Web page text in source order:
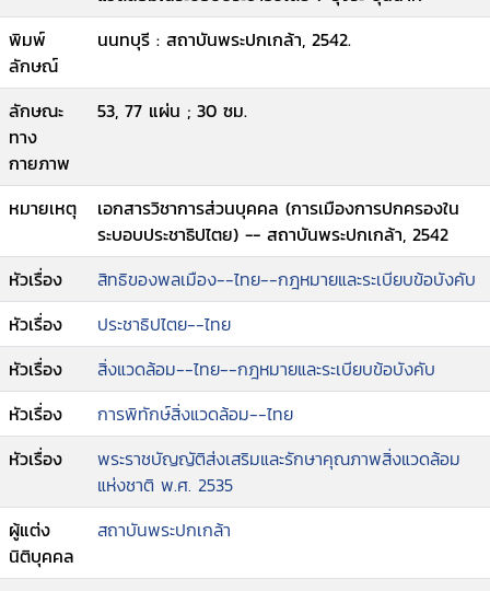
พิมพ์
ลักษณ์
นนทบุรี : สถาบันพระปกเกล้า, 2542.
ลักษณะ
ทาง
กายภาพ
53, 77 แผ่น ; 30 ซม.
หมายเหตุ
เอกสารวิชาการส่วนบุคคล (การเมืองการปกครองใน
ระบอบประชาธิปไตย) -- สถาบันพระปกเกล้า, 2542
หัวเรื่อง
สิทธิของพลเมือง--ไทย--กฎหมายและระเบียบข้อบังคับ
หัวเรื่อง
ประชาธิปไตย--ไทย
หัวเรื่อง
สิ่งแวดล้อม--ไทย--กฎหมายและระเบียบข้อบังคับ
หัวเรื่อง
การพิทักษ์สิ่งแวดล้อม--ไทย
หัวเรื่อง
พระราชบัญญัติส่งเสริมและรักษาคุณภาพสิ่งแวดล้อม
แห่งชาติ พ.ศ. 2535
ผู้แต่ง
นิติบุคคล
สถาบันพระปกเกล้า